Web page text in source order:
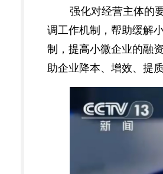
强化对经营主体的
调工作机制，帮助缓解
制，提高小微企业的融
助企业降本、增效、提